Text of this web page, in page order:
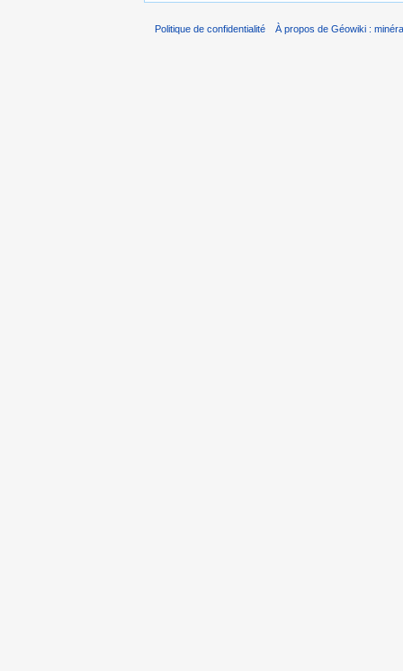
Politique de confidentialité À propos de Géowiki :